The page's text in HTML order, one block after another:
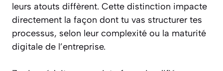
leurs atouts diffèrent. Cette distinction impacte
directement la façon dont tu vas structurer tes
processus, selon leur complexité ou la maturité
digitale de l’entreprise.